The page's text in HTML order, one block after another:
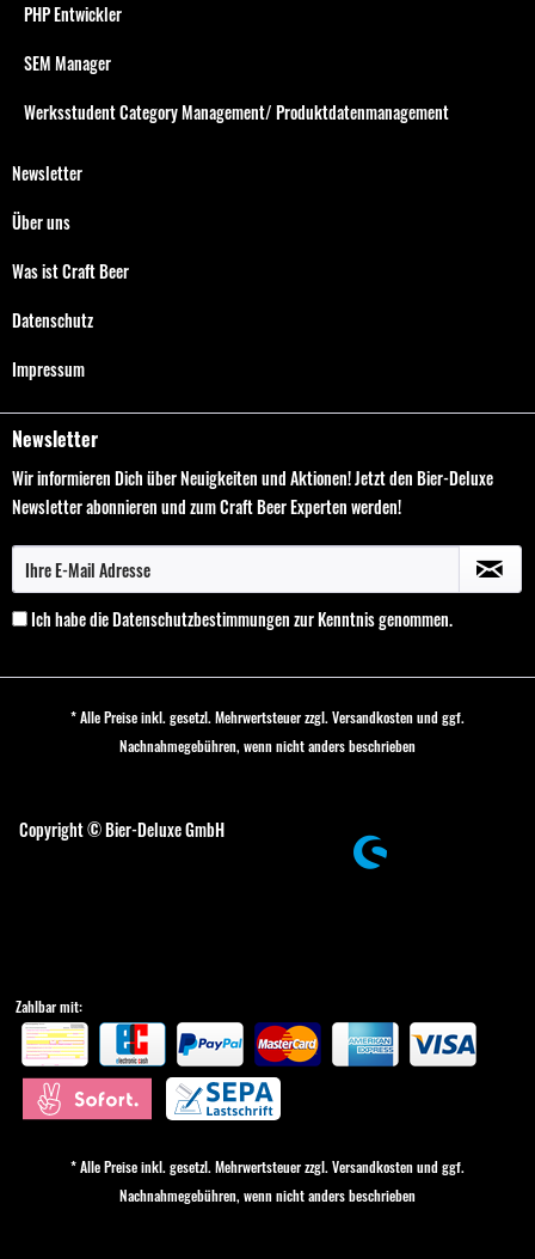
PHP Entwickler
SEM Manager
Werksstudent Category Management/ Produktdatenmanagement
Newsletter
Über uns
Was ist Craft Beer
Datenschutz
Impressum
Newsletter
Wir informieren Dich über Neuigkeiten und Aktionen! Jetzt den Bier-Deluxe
Newsletter abonnieren und zum Craft Beer Experten werden!
Ich habe dieDatenschutzbestimmungenzur Kenntnis genommen.
* Alle Preise inkl. gesetzl. Mehrwertsteuer zzgl. Versandkostenund ggf.
Nachnahmegebühren, wenn nicht anders beschrieben
Copyright © Bier-Deluxe GmbH
Zahlbar mit:
* Alle Preise inkl. gesetzl. Mehrwertsteuer zzgl. Versandkostenund ggf.
Nachnahmegebühren, wenn nicht anders beschrieben